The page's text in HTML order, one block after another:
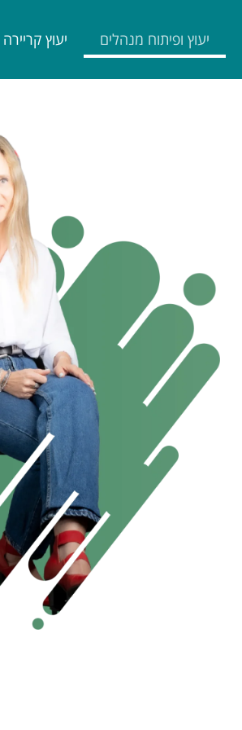
יעוץ ופיתוח מנהלים יעוץ קריירה